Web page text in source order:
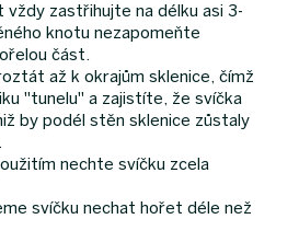
vždy zastřihujte na délku asi 3-
knotu nezapomeňte
část.
až k okrajům sklenice, čímž
"tunelu" a zajistíte, že svíčka
by podél stěn sklenice zůstaly
nechte svíčku zcela
svíčku nechat hořet déle než